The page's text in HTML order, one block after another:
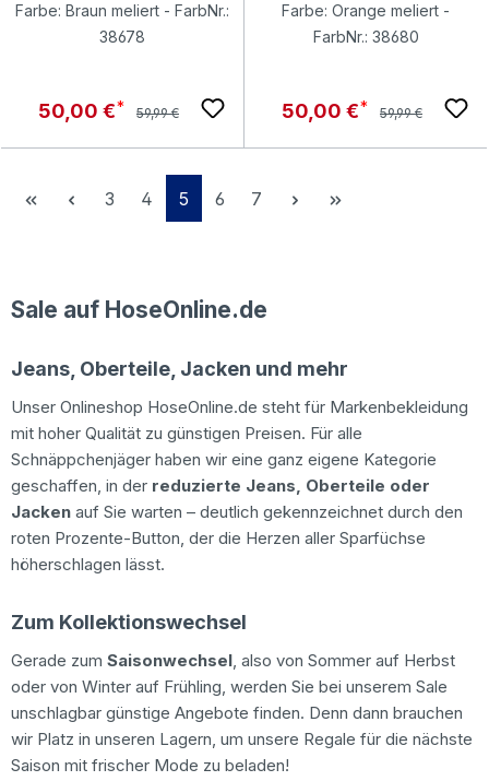
Farbe: Braun meliert - FarbNr.:
38678
Verkaufspreis:
50,00 € Regulärer Preis:
59,99 €
Farbe: Orange meliert -
FarbNr.: 38680
Verkaufspreis:
50,00 € Regulärer Preis:
59,99 €
Seite
3 Seite
4 Seite
5 Seite
6 Seite
7
Sale auf HoseOnline.de
Jeans, Oberteile, Jacken und mehr
Unser Onlineshop HoseOnline.de steht für Markenbekleidung
mit hoher Qualität zu günstigen Preisen. Für alle
Schnäppchenjäger haben wir eine ganz eigene Kategorie
geschaffen, in der reduzierte Jeans, Oberteile oder
Jacken auf Sie warten – deutlich gekennzeichnet durch den
roten Prozente-Button, der die Herzen aller Sparfüchse
höherschlagen lässt.
Zum Kollektionswechsel
Gerade zum Saisonwechsel, also von Sommer auf Herbst
oder von Winter auf Frühling, werden Sie bei unserem Sale
unschlagbar günstige Angebote finden. Denn dann brauchen
wir Platz in unseren Lagern, um unsere Regale für die nächste
Saison mit frischer Mode zu beladen!